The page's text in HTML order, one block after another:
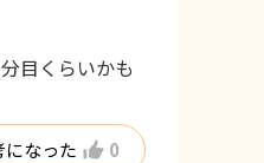
目くらいかも
になった 0